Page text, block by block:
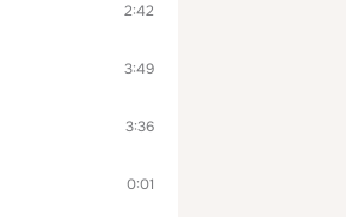
2:42
3:49
3:36
0:01